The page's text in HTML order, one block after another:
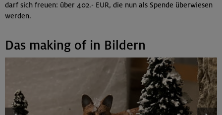
darf sich freuen: über 402.- EUR, die nun als Spende überwiesen
werden.
Das making of in Bildern